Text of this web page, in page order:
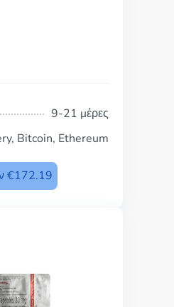
9-21 μέρες
Bitcoin, Ethereum
€172.19